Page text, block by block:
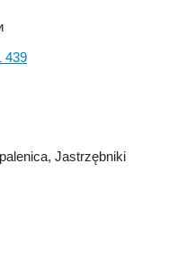
439
Jastrzębniki